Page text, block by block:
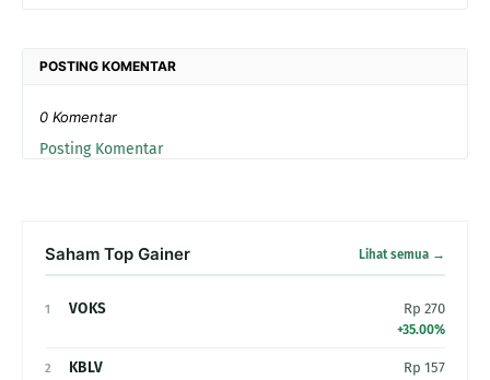
POSTING KOMENTAR
0 Komentar
Posting Komentar
Saham Top Gainer Lihat semua →
1 VOKS Rp 270
+35.00%
2 KBLV Rp 157